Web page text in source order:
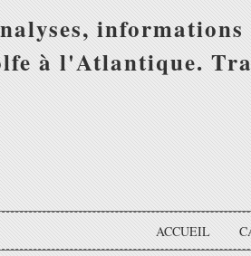
à l'Atlantique.
ACCUEIL